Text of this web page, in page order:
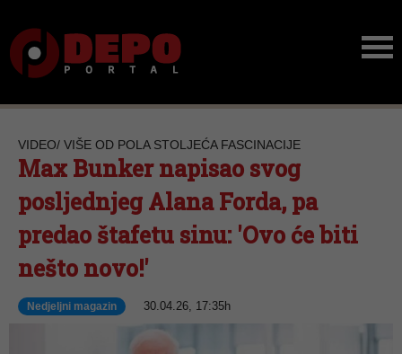
VIDEO/ VIŠE OD POLA STOLJEĆA FASCINACIJE
Max Bunker napisao svog
posljednjeg Alana Forda, pa
predao štafetu sinu: 'Ovo će biti
nešto novo!'
Nedjeljni magazin 30.04.26, 17:35h